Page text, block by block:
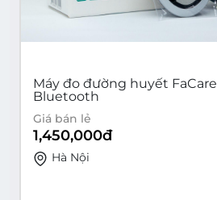
Máy đo đường huyết FaCare
Bluetooth
Giá bán lẻ
1,450,000đ
Hà Nội